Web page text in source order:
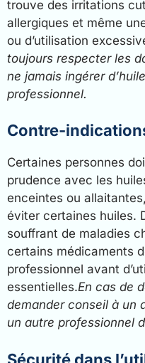
trouve des irritations
allergiques et même
ou d’utilisation
toujours respecter les
ne jamais ingérer
professionnel.
Contre-
Certaines personnes
prudence avec les
enceintes ou
éviter certaines huiles.
souffrant de maladies
certains médicaments
professionnel avant
essentielles.En cas de
demander conseil à un
un autre professionnel
Sécurité dans